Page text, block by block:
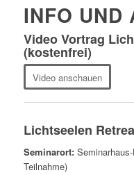
INFO UND
Video Vortrag
(kostenfrei)
Video anschauen
Lichtseelen
Seminarort:
Teilnahme)